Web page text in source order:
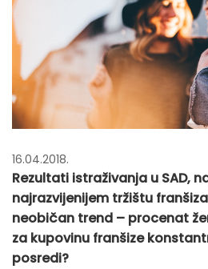
16.04.2018.
Rezultati istraživanja u SAD,
najrazvijenijem tržištu
neobičan trend – procenat
za kupovinu franšize
posredi?